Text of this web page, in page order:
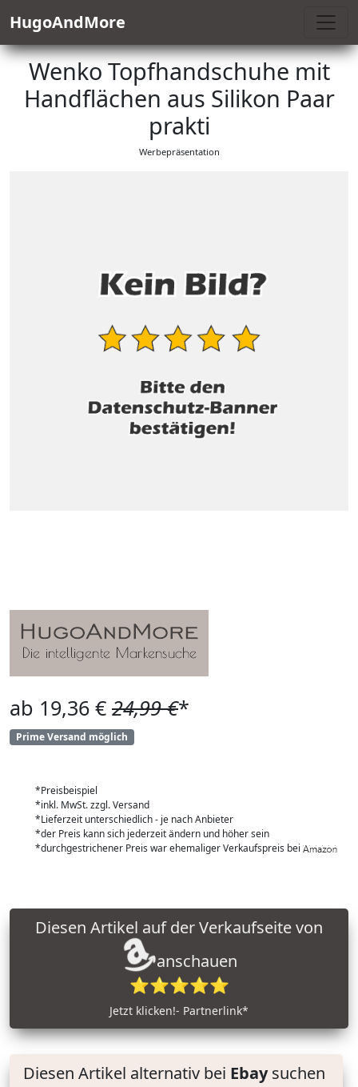
HugoAndMore
Wenko Topfhandschuhe mit
Handflächen aus Silikon Paar
prakti
Werbepräsentation
ab 19,36 € 24,99 €*
Prime Versand möglich
*Preisbeispiel
*inkl. MwSt. zzgl. Versand
*Lieferzeit unterschiedlich - je nach Anbieter
*der Preis kann sich jederzeit ändern und höher sein
*durchgestrichener Preis war ehemaliger Verkaufspreis bei
anschauen
⭐⭐⭐⭐⭐
Jetzt klicken!- Partnerlink*
Diesen Artikel alternativ bei Ebaysuchen